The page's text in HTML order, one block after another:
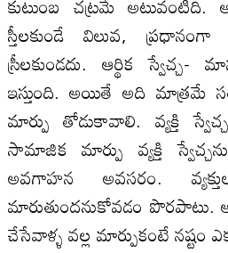
స్తీలకుండే విలువ,
స్రీలకుండదు. ఆర్థిక స్వేచ్చ-
ఇస్తుంది. అయితే అది మాత్రమే
మార్పు తోడుకావాలి. వ్యక్తి
సామాజిక మార్పు వ్యక్తి స్వేచ్చను
అవగాహన అవసరం.
మారుతుందనుకోవడం
చేసేవాళ్ళ వల్ల మార్పుకంటే నష్టం